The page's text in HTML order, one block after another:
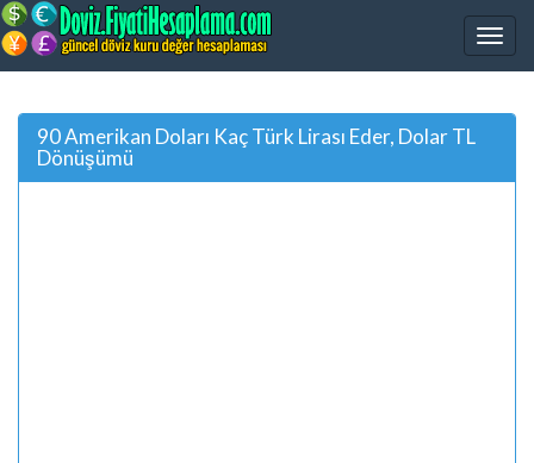
90 Amerikan Doları Kaç Türk Lirası Eder, Dolar TL
Dönüşümü